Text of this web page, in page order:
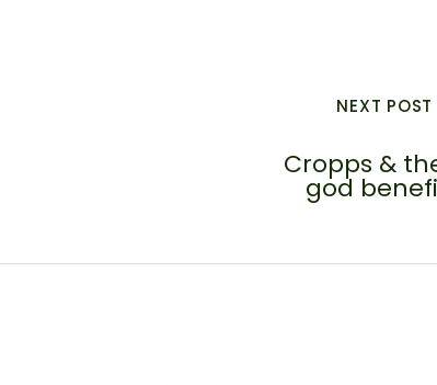
NEXT POST
Cropps &
god